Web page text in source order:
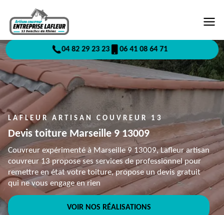
04 82 29 23 23 06 41 08 64 71
LAFLEUR ARTISAN COUVREUR 13
Devis toiture Marseille 9 13009
Couvreur expérimenté à Marseille 9 13009, Lafleur artisan
couvreur 13 propose ses services de professionnel pour
remettre en état votre toiture, propose un devis gratuit
qui ne vous engage en rien
VOIR NOS RÉALISATIONS